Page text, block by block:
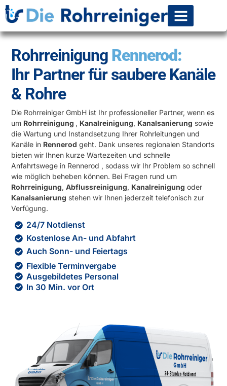
Rohrreinigung Rennerod:
Ihr Partner für saubere Kanäle
& Rohre
Die Rohrreiniger GmbH ist Ihr professioneller Partner, wenn es
um Rohrreinigung , Kanalreinigung, Kanalsanierung sowie
die Wartung und Instandsetzung Ihrer Rohrleitungen und
Kanäle in Rennerod geht. Dank unseres regionalen Standorts
bieten wir Ihnen kurze Wartezeiten und schnelle
Anfahrtswege in Rennerod , sodass wir Ihr Problem so schnell
wie möglich beheben können. Bei Fragen rund um
Rohrreinigung,Abflussreinigung, Kanalreinigung oder
Kanalsanierung stehen wir Ihnen jederzeit telefonisch zur
Verfügung.
24/7 Notdienst
Kostenlose An- und Abfahrt
Auch Sonn- und Feiertags
Flexible Terminvergabe
Ausgebildetes Personal
In 30 Min. vor Ort